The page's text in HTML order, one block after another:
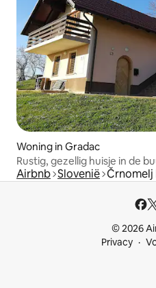
Woning in Gradac
Rustig, gezellig huisje in de
Airbnb Slovenië Črnomelj
© 2026
Privacy